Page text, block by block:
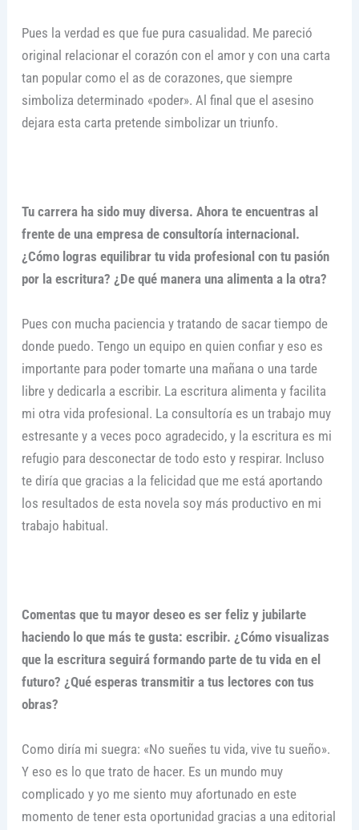
Pues la verdad es que fue pura casualidad. Me pareció
original relacionar el corazón con el amor y con una carta
tan popular como el as de corazones, que siempre
simboliza determinado «poder». Al final que el asesino
dejara esta carta pretende simbolizar un triunfo.
Tu carrera ha sido muy diversa. Ahora te encuentras al
frente de una empresa de consultoría internacional.
¿Cómo logras equilibrar tu vida profesional con tu pasión
por la escritura? ¿De qué manera una alimenta a la otra?
Pues con mucha paciencia y tratando de sacar tiempo de
donde puedo. Tengo un equipo en quien confiar y eso es
importante para poder tomarte una mañana o una tarde
libre y dedicarla a escribir. La escritura alimenta y facilita
mi otra vida profesional. La consultoría es un trabajo muy
estresante y a veces poco agradecido, y la escritura es mi
refugio para desconectar de todo esto y respirar. Incluso
te diría que gracias a la felicidad que me está aportando
los resultados de esta novela soy más productivo en mi
trabajo habitual.
Comentas que tu mayor deseo es ser feliz y jubilarte
haciendo lo que más te gusta: escribir. ¿Cómo visualizas
que la escritura seguirá formando parte de tu vida en el
futuro? ¿Qué esperas transmitir a tus lectores con tus
obras?
Como diría mi suegra: «No sueñes tu vida, vive tu sueño».
Y eso es lo que trato de hacer. Es un mundo muy
complicado y yo me siento muy afortunado en este
momento de tener esta oportunidad gracias a una editorial